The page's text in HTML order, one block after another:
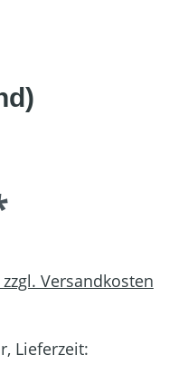
Versandkosten
Lieferzeit: